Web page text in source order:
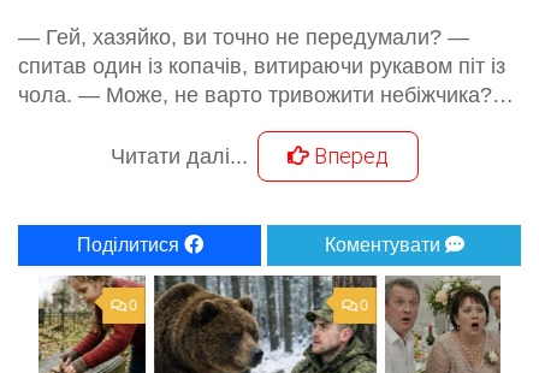
— Гей, хазяйко, ви точно не передумали? —
спитав один із копачів, витираючи рукавом піт із
чола. — Може, не варто тривожити небіжчика?…
Читати далі... Вперед
Поділитися Коментувати
0
0